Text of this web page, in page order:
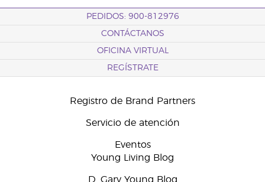
PEDIDOS: 900-812976
CONTÁCTANOS
OFICINA VIRTUAL
REGÍSTRATE
Registro de Brand Partners
Servicio de atención
Eventos
Young Living Blog
D. Gary Young Blog